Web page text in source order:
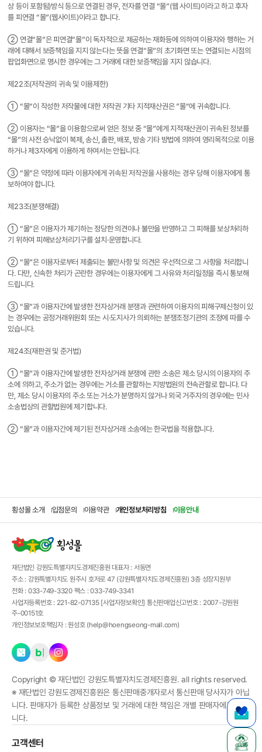
상 등이 포함됨)방식 등으로 연결된 경우, 전자를 연결 “몰”(웹 사이트)이라고 하고 후자
를 피연결 “몰”(웹사이트)이라고 합니다.
② 연결“몰”은 피연결“몰”이 독자적으로 제공하는 재화등에 의하여 이용자와 행하는 거
래에 대해서 보증책임을 지지 않는다는 뜻을 연결“몰”의 초기화면 또는 연결되는 시점의
팝업화면으로 명시한 경우에는 그 거래에 대한 보증책임을 지지 않습니다.
제22조(저작권의 귀속 및 이용제한)
① “몰“이 작성한 저작물에 대한 저작권 기타 지적재산권은 ”몰“에 귀속합니다.
② 이용자는 “몰”을 이용함으로써 얻은 정보 중 “몰”에게 지적재산권이 귀속된 정보를
“몰”의 사전 승낙없이 복제, 송신, 출판, 배포, 방송 기타 방법에 의하여 영리목적으로 이용
하거나 제3자에게 이용하게 하여서는 안됩니다.
③ “몰”은 약정에 따라 이용자에게 귀속된 저작권을 사용하는 경우 당해 이용자에게 통
보하여야 합니다.
제23조(분쟁해결)
① “몰”은 이용자가 제기하는 정당한 의견이나 불만을 반영하고 그 피해를 보상처리하
기 위하여 피해보상처리기구를 설치·운영합니다.
② “몰”은 이용자로부터 제출되는 불만사항 및 의견은 우선적으로 그 사항을 처리합니
다. 다만, 신속한 처리가 곤란한 경우에는 이용자에게 그 사유와 처리일정을 즉시 통보해
드립니다.
③ “몰”과 이용자간에 발생한 전자상거래 분쟁과 관련하여 이용자의 피해구제신청이 있
는 경우에는 공정거래위원회 또는 시·도지사가 의뢰하는 분쟁조정기관의 조정에 따를 수
있습니다.
제24조(재판권 및 준거법)
① “몰”과 이용자간에 발생한 전자상거래 분쟁에 관한 소송은 제소 당시의 이용자의 주
소에 의하고, 주소가 없는 경우에는 거소를 관할하는 지방법원의 전속관할로 합니다. 다
만, 제소 당시 이용자의 주소 또는 거소가 분명하지 않거나 외국 거주자의 경우에는 민사
소송법상의 관할법원에 제기합니다.
② “몰”과 이용자간에 제기된 전자상거래 소송에는 한국법을 적용합니다.
횡성몰 소개 입점문의 이용약관 개인정보처리방침 이용안내
재단법인 강원도특별자치도경제진흥원대표자 : 서동면
주소 : 강원특별자치도 원주시 호저로 47 (강원특별자치도경제진흥원) 3층 성장지원부
전화 : 033-749-3320 팩스 :033-749-3341
사업자등록번호 : 221-82-07135 [사업자정보확인] 통신판매업신고번호 : 2007-강원원
주-00151호
개인정보보호책임자 :원성호 (help@hoengseong-mall.com)
Copyright © 재단법인 강원도특별자치도경제진흥원. all rights reserved.
※ 재단법인 강원도경제진흥원은 통신판매중개자로서 통신판매 당사자가 아닙
니다. 판매자가 등록한 상품정보 및 거래에 대한 책임은 개별 판매자에게 있습
니다.
고객센터